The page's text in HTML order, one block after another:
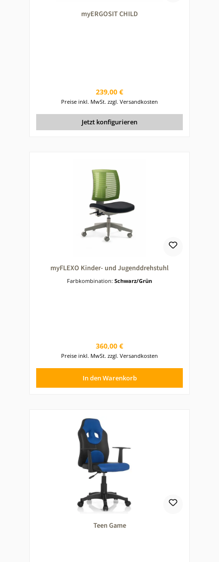
myERGOSIT CHILD
Regulärer Preis:
239,00 €
Preise inkl. MwSt. zzgl. Versandkosten
Jetzt konfigurieren
myFLEXO Kinder- und Jugenddrehstuhl
Farbkombination: Schwarz/Grün
Regulärer Preis:
360,00 €
Preise inkl. MwSt. zzgl. Versandkosten
In den Warenkorb
Teen Game